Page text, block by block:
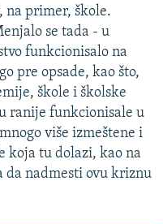
na primer, škole.
se tada - u
funkcionisalo na
pre opsade, kao što,
škole i školske
ranije funkcionisale u
više izmeštene i
koja tu dolazi, kao na
nadmesti ovu kriznu